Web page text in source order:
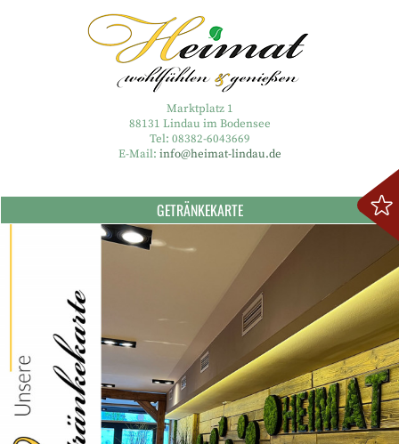
Marktplatz 1
88131 Lindau im Bodensee
Tel: 08382-6043669
E-Mail: info@heimat-lindau.de
GETRÄNKEKARTE